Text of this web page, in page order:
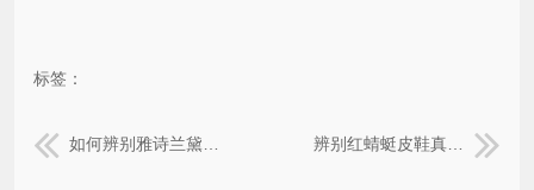
标签：
如何辨别雅诗兰黛眼霜的真假？ 辨别红蜻蜓皮鞋真假的方法有哪些？